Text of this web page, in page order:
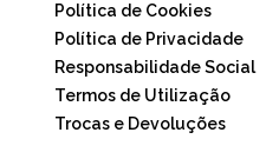
Política de Cookies
Política de Privacidade
Responsabilidade Social
Termos de Utilização
Trocas e Devoluções